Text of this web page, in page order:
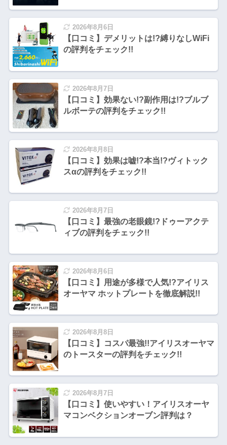
2026年8月6日
【口コミ】デメリットは!?縛りなしWiFi
の評判をチェック!!
2026年8月7日
【口コミ】効果ない!?副作用は!?ブルブ
ルボーテの評判をチェック!!
2026年8月8日
【口コミ】効果は嘘!?本当!?ヴィトック
スαの評判をチェック!!
2026年8月7日
【口コミ】最強の老眼鏡!?ドゥーアクテ
ィブの評判をチェック!!
2026年8月6日
【口コミ】用途が多様で人気!?アイリス
オーヤマ ホットプレートを徹底解説!!
2026年8月8日
【口コミ】コスパ最強!!アイリスオーヤマ
のトースターの評判をチェック!!
2026年8月7日
【口コミ】使いやすい！アイリスオーヤ
マコンベクションオーブン評判は？